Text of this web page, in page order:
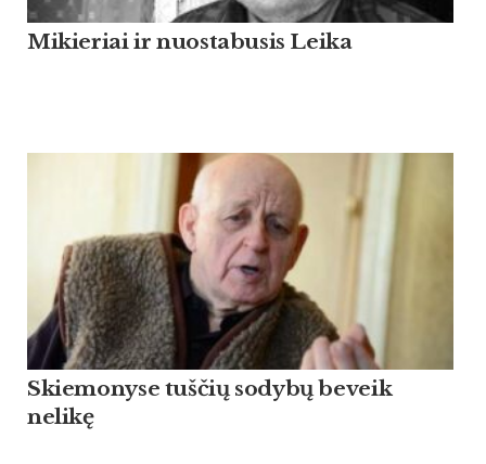
Mikieriai ir nuostabusis Leika
Skiemonyse tuščių sodybų beveik
nelikę